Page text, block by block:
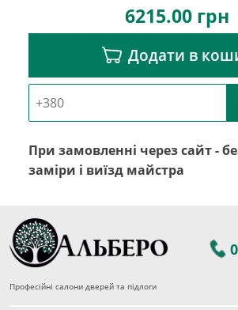
6215.00 грн
Додати в
При замовленні через сайт -
заміри і виїзд майстра
Професійні салони дверей та підлоги